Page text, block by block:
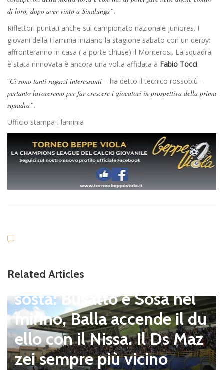
di loro, dopo aver vinto a Sinalunga”.
Riflettori puntati anche sul campionato nazionale juniores. I
giovani della Flaminia iniziano la stagione sabato con un derby:
affronteranno in casa ( a porte chiuse) il Monterosi. La squadra
è stata rinnovata è ancora una volta affidata a Fabio Tocci.
“Ci sono tanti ragazzi interessanti – ha detto il tecnico rossoblù –
pertanto lavoreremo per far crescere i giocatori in prospettiva della prima
squadra”.
Ufficio stampa Flaminia
Related Articles
pagnano), mercato senza
sosta: Busatto e Sosa nel
mirino, Balla accende il du
ello con il Nissa. Il Ds Maz
zei sempre più vicino